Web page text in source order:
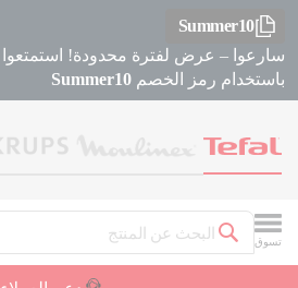
Summer10
باستخدام رمز الخصم Summer10
تسوق
بحث